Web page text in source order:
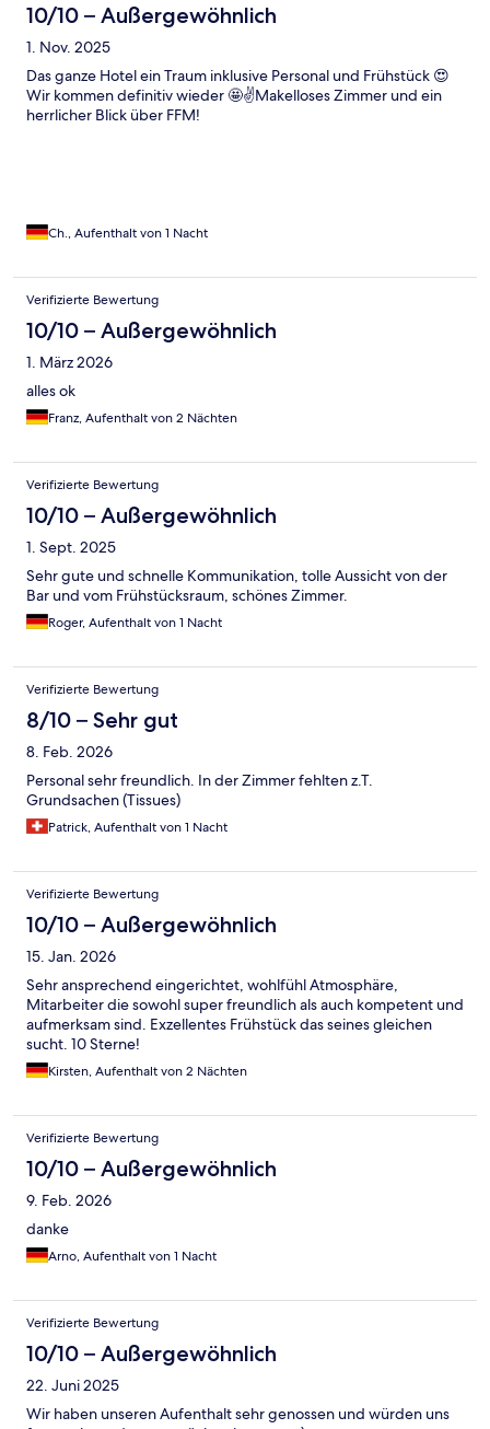
10/10 – Außergewöhnlich
1. Nov. 2025
Das ganze Hotel ein Traum inklusive Personal und Frühstück 😍
Wir kommen definitiv wieder 🤩✌️Makelloses Zimmer und ein
herrlicher Blick über FFM!
Ch., Aufenthalt von 1 Nacht
Verifizierte Bewertung
10/10 – Außergewöhnlich
1. März 2026
alles ok
Franz, Aufenthalt von 2 Nächten
Verifizierte Bewertung
10/10 – Außergewöhnlich
1. Sept. 2025
Sehr gute und schnelle Kommunikation, tolle Aussicht von der
Bar und vom Frühstücksraum, schönes Zimmer.
Roger, Aufenthalt von 1 Nacht
Verifizierte Bewertung
8/10 – Sehr gut
8. Feb. 2026
Personal sehr freundlich. In der Zimmer fehlten z.T.
Grundsachen (Tissues)
Patrick, Aufenthalt von 1 Nacht
Verifizierte Bewertung
10/10 – Außergewöhnlich
15. Jan. 2026
Sehr ansprechend eingerichtet, wohlfühl Atmosphäre,
Mitarbeiter die sowohl super freundlich als auch kompetent und
aufmerksam sind. Exzellentes Frühstück das seines gleichen
sucht. 10 Sterne!
Kirsten, Aufenthalt von 2 Nächten
Verifizierte Bewertung
10/10 – Außergewöhnlich
9. Feb. 2026
danke
Arno, Aufenthalt von 1 Nacht
Verifizierte Bewertung
10/10 – Außergewöhnlich
22. Juni 2025
Wir haben unseren Aufenthalt sehr genossen und würden uns